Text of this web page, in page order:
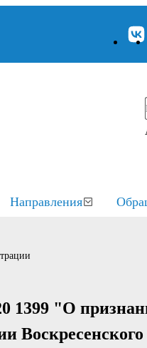
Направления
1399 "О